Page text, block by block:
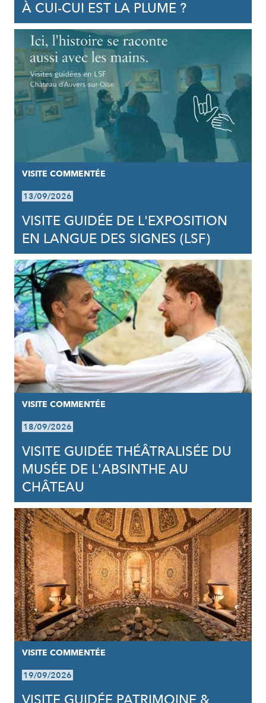
À CUI-CUI EST LA PLUME ?
VISITE COMMENTÉE
13/09/2026
VISITE GUIDÉE DE L'EXPOSITION
EN LANGUE DES SIGNES (LSF)
VISITE COMMENTÉE
18/09/2026
VISITE GUIDÉE THÉÂTRALISÉE DU
MUSÉE DE L'ABSINTHE AU
CHÂTEAU
VISITE COMMENTÉE
19/09/2026